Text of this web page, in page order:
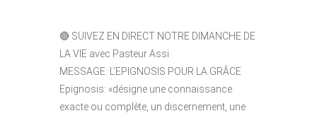
🔴 SUIVEZ EN DIRECT NOTRE DIMANCHE DE
LA VIE avec Pasteur Assi
MESSAGE: L’EPIGNOSIS POUR LA GRÂCE
Epignosis: «désigne une connaissance
exacte ou complète, un discernement, une